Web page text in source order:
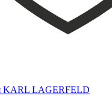
KARL LAGERFELD